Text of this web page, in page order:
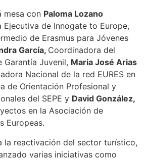
mesa con Paloma Lozano
Ejecutiva de Innogate to Europe,
de Erasmus para Jóvenes
García, Coordinadora del
Garantía Juvenil, Maria José Arias
Nacional de la red EURES en
de Orientación Profesional y
del SEPE y David González,
en la Asociación de
Europeas.
la reactivación del sector turístico,
varias iniciativas como